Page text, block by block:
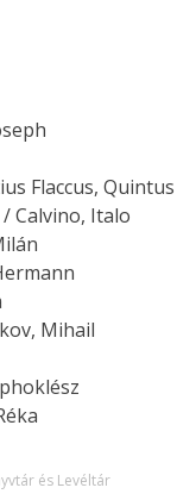
Flaccus, Quintus
Calvino, Italo
Mihail
és Levéltár